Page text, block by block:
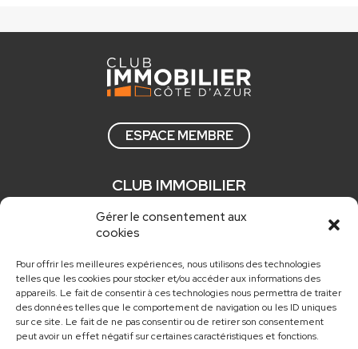
Gérer le consentement aux
cookies
Pour offrir les meilleures expériences, nous utilisons des technologies
telles que les cookies pour stocker et/ou accéder aux informations des
appareils. Le fait de consentir à ces technologies nous permettra de traiter
des données telles que le comportement de navigation ou les ID uniques
sur ce site. Le fait de ne pas consentir ou de retirer son consentement
peut avoir un effet négatif sur certaines caractéristiques et fonctions.
ESPACE MEMBRE
CLUB IMMOBILIER
Qui sommes nous ?
Comment adhérer ?
Actualités
Nos newsletters
CONTACT